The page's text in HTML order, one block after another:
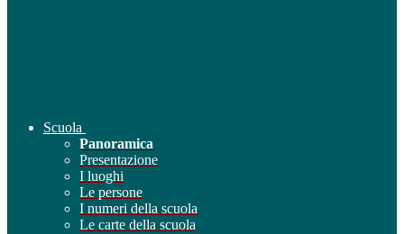
Scuola
Panoramica
Presentazione
I luoghi
Le persone
I numeri della scuola
Le carte della scuola